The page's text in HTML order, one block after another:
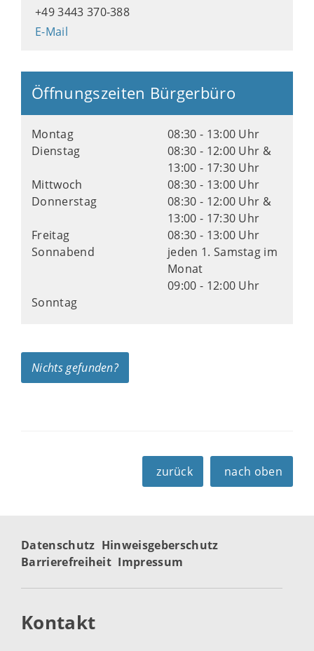
+49 3443 370-388
E-Mail
Öffnungszeiten Bürgerbüro
Montag
08:30 - 13:00 Uhr
Dienstag
08:30 - 12:00 Uhr &
13:00 - 17:30 Uhr
Mittwoch
08:30 - 13:00 Uhr
Donnerstag
08:30 - 12:00 Uhr &
13:00 - 17:30 Uhr
Freitag
08:30 - 13:00 Uhr
Sonnabend
jeden 1. Samstag im
Monat
09:00 - 12:00 Uhr
Sonntag
Nichts gefunden?
zurück nach oben
Datenschutz Hinweisgeberschutz
Barrierefreiheit Impressum
Kontakt